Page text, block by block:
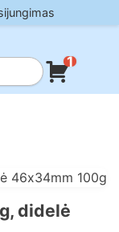
1
didelė